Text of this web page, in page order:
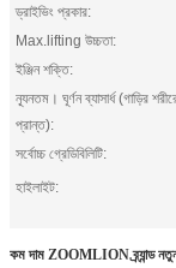
ড্রাইভিং প্রকার:
Max.lifting উচ্চতা:
ইঞ্জিন শক্তি:
ন্যূনতম। ঘূর্ণন ব্যাসার্ধ (গাড়ির
প্রান্ত):
সর্বোচ্চ গ্রেডিবিলিটি:
হাইলাইট:
কম দাম ZOOMLION ব্র্যান্ড